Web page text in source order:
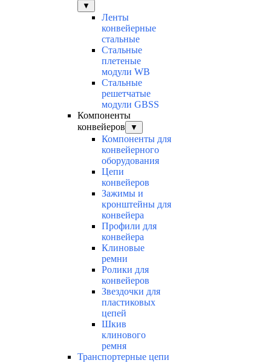
▼
Ленты
конвейерные
стальные
Стальные
плетеные
модули WB
Стальные
решетчатые
модули GBSS
Компоненты
конвейеров
▼
Компоненты для
конвейерного
оборудования
Цепи
конвейеров
Зажимы и
кронштейны для
конвейера
Профили для
конвейера
Клиновые
ремни
Ролики для
конвейеров
Звездочки для
пластиковых
цепей
Шкив
клинового
ремня
Транспортерные цепи